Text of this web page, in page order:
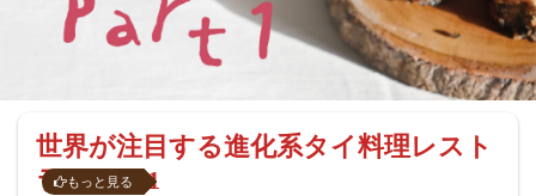
世界が注目する進化系タイ料理レスト
ラン Part1
もっと見る